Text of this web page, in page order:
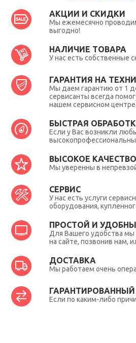
АКЦИИ И СКИДКИ
Мы ежемесячно
выгодно!
НАЛИЧИЕ ТОВАРА
У нас есть собственные
ГАРАНТИЯ НА
Мы даем гарантию от 1
сервисанты всегда
нашем сервисном центре.
БЫСТРАЯ
Если у Вас возникли
ВЫСОКОЕ
Мы уверенны в
СЕРВИС
У нас есть услуги
оборудования,
ПРОСТОЙ И
Для Вашего удобства мы
на сайте, позвонив нам,
ДОСТАВКА
Мы работаем очень
Если по каким-либо